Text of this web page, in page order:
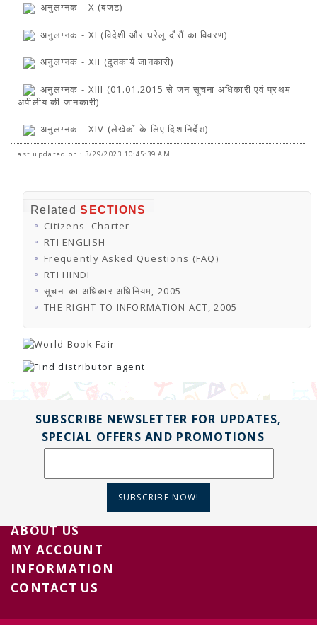
अनुलग्नक - X (बजट)
अनुलग्नक - XI (विदेशी और घरेलू दौरौं का विवरण)
अनुलग्नक - XII (दुतकार्य जानकारी)
अनुलग्नक - XIII (01.01.2015 से जन सूचना अधिकारी एवं प्रथम
अपीलीय की जानकारी)
अनुलग्नक - XIV (लेखेकों के लिए दिशानिर्देश)
last updated on : 3/29/2023 10:45:39 AM
RelatedSECTIONS
Citizens' Charter
RTI ENGLISH
Frequently Asked Questions (FAQ)
RTI HINDI
सूचना का अधिकार अधिनियम, 2005
THE RIGHT TO INFORMATION ACT, 2005
SUBSCRIBE NEWSLETTER FOR UPDATES,
SPECIAL OFFERS AND PROMOTIONS
SUBSCRIBE NOW!
ABOUT US
MY ACCOUNT
INFORMATION
CONTACT US